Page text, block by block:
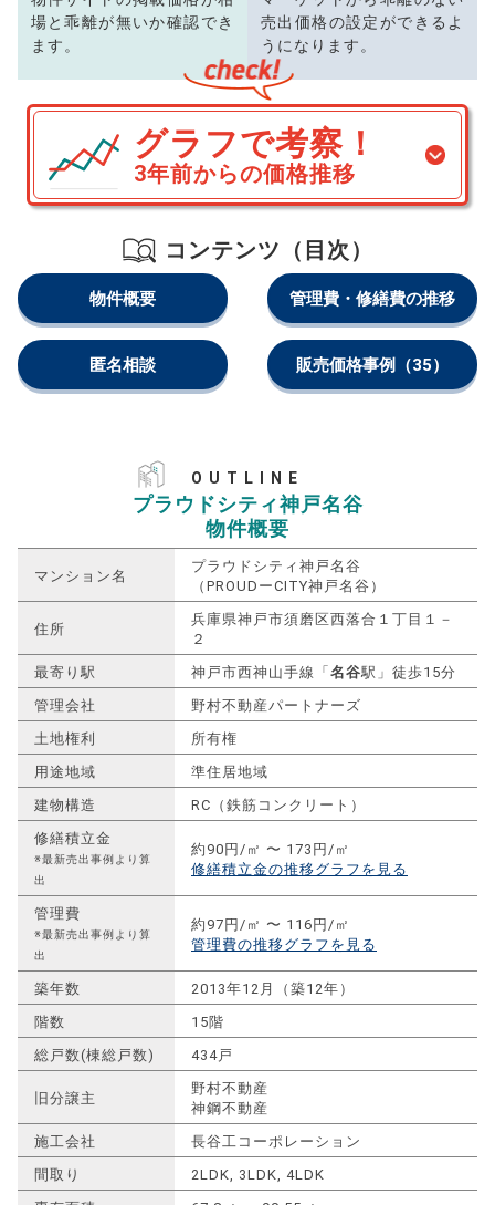
場と乖離が無いか確認でき
ます。
売出価格の設定ができるよ
うになります。
グラフで考察！
3年前からの価格推移
コンテンツ（目次）
物件概要 管理費・修繕費の推移
匿名相談 販売価格事例 （35）
OUTLINE
プラウドシティ神戸名谷
物件概要
マンション名
プラウドシティ神戸名谷
（PROUDーCITY神戸名谷）
住所
兵庫県神戸市須磨区西落合１丁目１－
２
最寄り駅
神戸市西神山手線「 名谷駅」徒歩15分
管理会社
野村不動産パートナーズ
土地権利
所有権
用途地域
準住居地域
建物構造
RC（鉄筋コンクリート）
修繕積立金
※最新売出事例より算
出
約90円/㎡ 〜 173円/㎡
修繕積立金の推移グラフを見る
管理費
※最新売出事例より算
出
約97円/㎡ 〜 116円/㎡
管理費の推移グラフを見る
築年数
2013年12月（築12年）
階数
15階
総戸数(棟総戸数)
434戸
旧分譲主
野村不動産
神鋼不動産
施工会社
長谷工コーポレーション
間取り
2LDK, 3LDK, 4LDK